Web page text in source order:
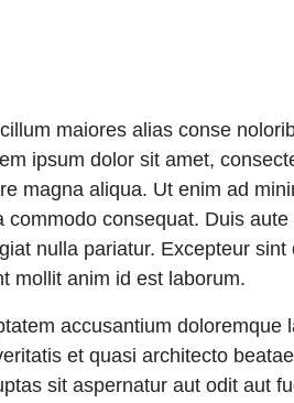
maiores alias conse
ipsum dolor sit amet,
magna aliqua. Ut enim ad
consequat. Duis aute
nulla pariatur. Excepteur sint
mollit anim id est laborum.
accusantium doloremque
et quasi architecto
sit aspernatur aut odit aut